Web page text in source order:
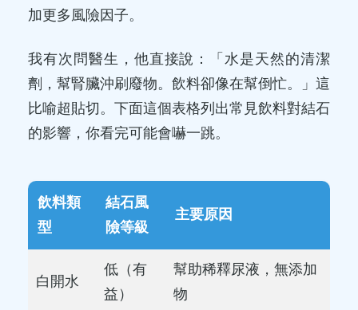
加更多風險因子。
我有次問醫生，他直接說：「水是天然的清潔
劑，幫腎臟沖刷廢物。飲料卻像在幫倒忙。」這
比喻超貼切。下面這個表格列出常見飲料對結石
的影響，你看完可能會嚇一跳。
飲料類
型
結石風
險等級
主要原因
白開水
低（有
益）
幫助稀釋尿液，無添加
物